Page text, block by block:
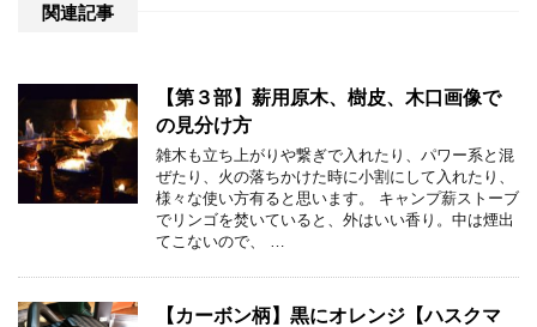
関連記事
【第３部】薪用原木、樹皮、木口画像で
の見分け方
雑木も立ち上がりや繋ぎで入れたり、パワー系と混
ぜたり、火の落ちかけた時に小割にして入れたり、
様々な使い方有ると思います。 キャンプ薪ストーブ
でリンゴを焚いていると、外はいい香り。中は煙出
てこないので、 …
【カーボン柄】黒にオレンジ【ハスクマ